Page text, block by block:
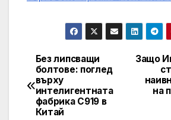
Post
navigation
Защо
на
Без липсващи
болтове: поглед
върху
интелигентната
фабрика C919 в
Китай